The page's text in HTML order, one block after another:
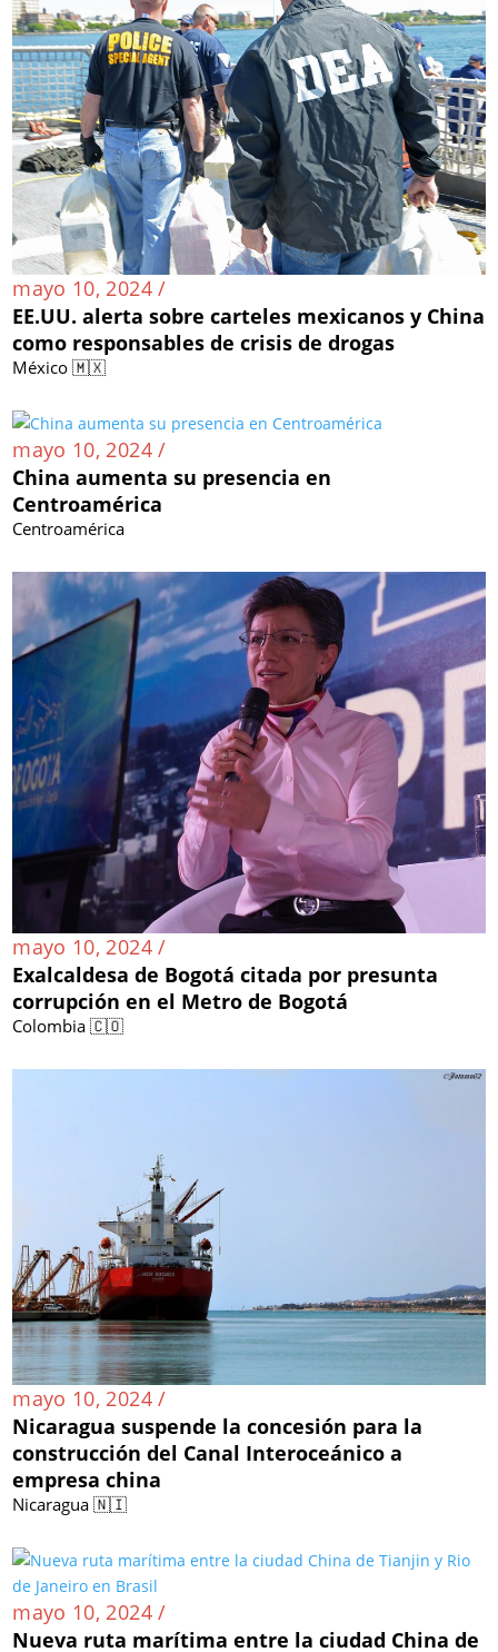
mayo 10, 2024 /
EE.UU. alerta sobre carteles mexicanos y China
como responsables de crisis de drogas
México 🇲🇽
mayo 10, 2024 /
China aumenta su presencia en
Centroamérica
Centroamérica
mayo 10, 2024 /
Exalcaldesa de Bogotá citada por presunta
corrupción en el Metro de Bogotá
Colombia 🇨🇴
mayo 10, 2024 /
Nicaragua suspende la concesión para la
construcción del Canal Interoceánico a
empresa china
Nicaragua 🇳🇮
mayo 10, 2024 /
Nueva ruta marítima entre la ciudad China de